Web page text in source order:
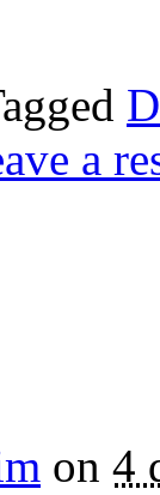
a
on 4